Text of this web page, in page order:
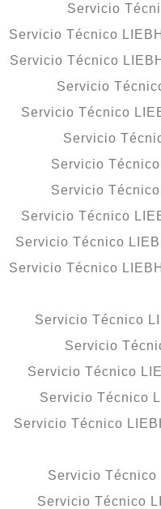
Servicio
Servicio Técnico
Servicio Técnico
Servicio
Servicio Técnico
Servicio
Servicio
Servicio
Servicio Técnico
Servicio Técnico
Servicio Técnico
Servicio Técnico
Servicio
Servicio Técnico
Servicio Técnico
Servicio Técnico
Servicio Técnico
Servicio Técnico